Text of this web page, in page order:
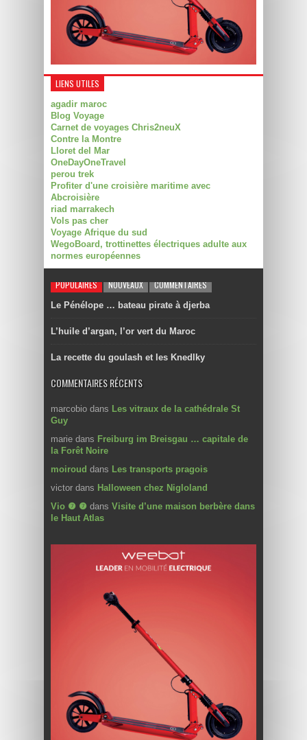
LIENS UTILES
agadir maroc
Blog Voyage
Carnet de voyages Chris2neuX
Contre la Montre
Lloret del Mar
OneDayOneTravel
perou trek
Profiter d'une croisière maritime avec
Abcroisière
riad marrakech
Vols pas cher
Voyage Afrique du sud
WegoBoard, trottinettes électriques adulte aux
normes européennes
POPULAIRES NOUVEAUX COMMENTAIRES
Le Pénélope … bateau pirate à djerba
L’huile d’argan, l’or vert du Maroc
La recette du goulash et les Knedlky
COMMENTAIRES RÉCENTS
marcobio dans Les vitraux de la cathédrale St
Guy
marie dans Freiburg im Breisgau … capitale de
la Forêt Noire
moiroud dans Les transports pragois
victor dans Halloween chez Nigloland
Vio ❼ ❼ dans Visite d’une maison berbère dans
le Haut Atlas